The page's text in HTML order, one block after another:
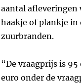
aantal afleveringen
haakje of plankje in
zuurbranden.
“De vraagprijs is
euro onder de